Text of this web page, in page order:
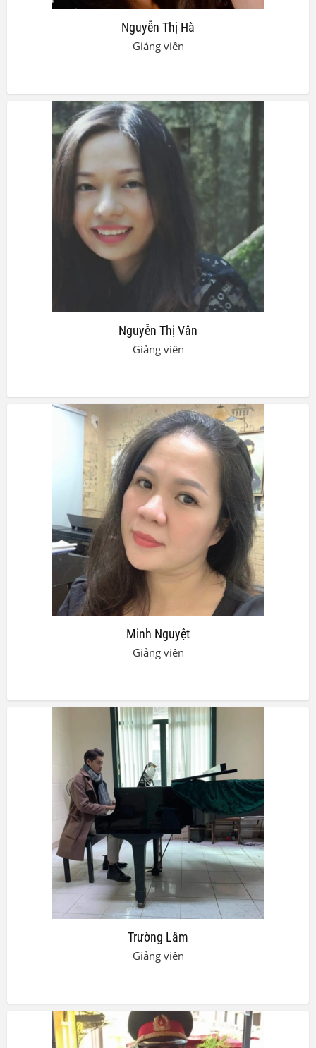
Nguyễn Thị Hà
Giảng viên
Nguyễn Thị Vân
Giảng viên
Minh Nguyệt
Giảng viên
Trường Lâm
Giảng viên